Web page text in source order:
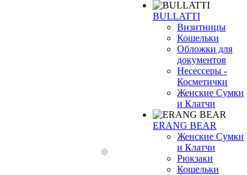
BULLATTI
Визитницы
Кошельки
Обложки для
документов
Несессеры -
Косметички
Женские Сумки
и Клатчи
ERANG BEAR
Женские Сумки
и Клатчи
Рюкзаки
Кошельки